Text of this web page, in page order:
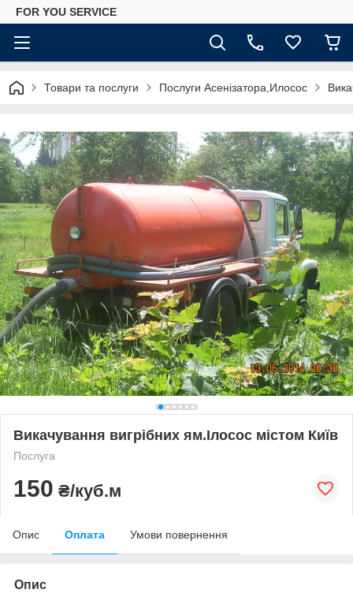
FOR YOU SERVICE
Товари та послуги Послуги Асенізатора,Илосос
Викачування вигрібних ям.Ілосос містом Київ
Послуга
150 ₴/куб.м
Опис Оплата Умови повернення
Опис